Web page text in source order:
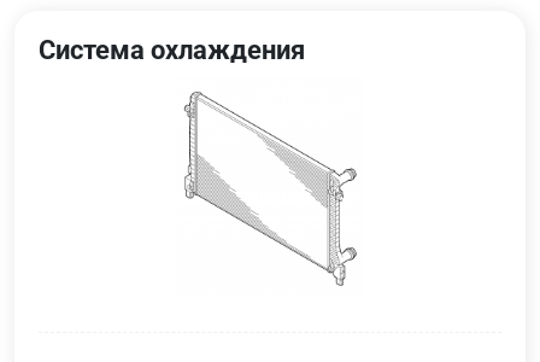
Система охлаждения